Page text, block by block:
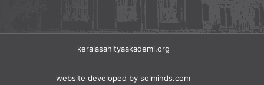
keralasahityaakademi.org
website developed by solminds.com